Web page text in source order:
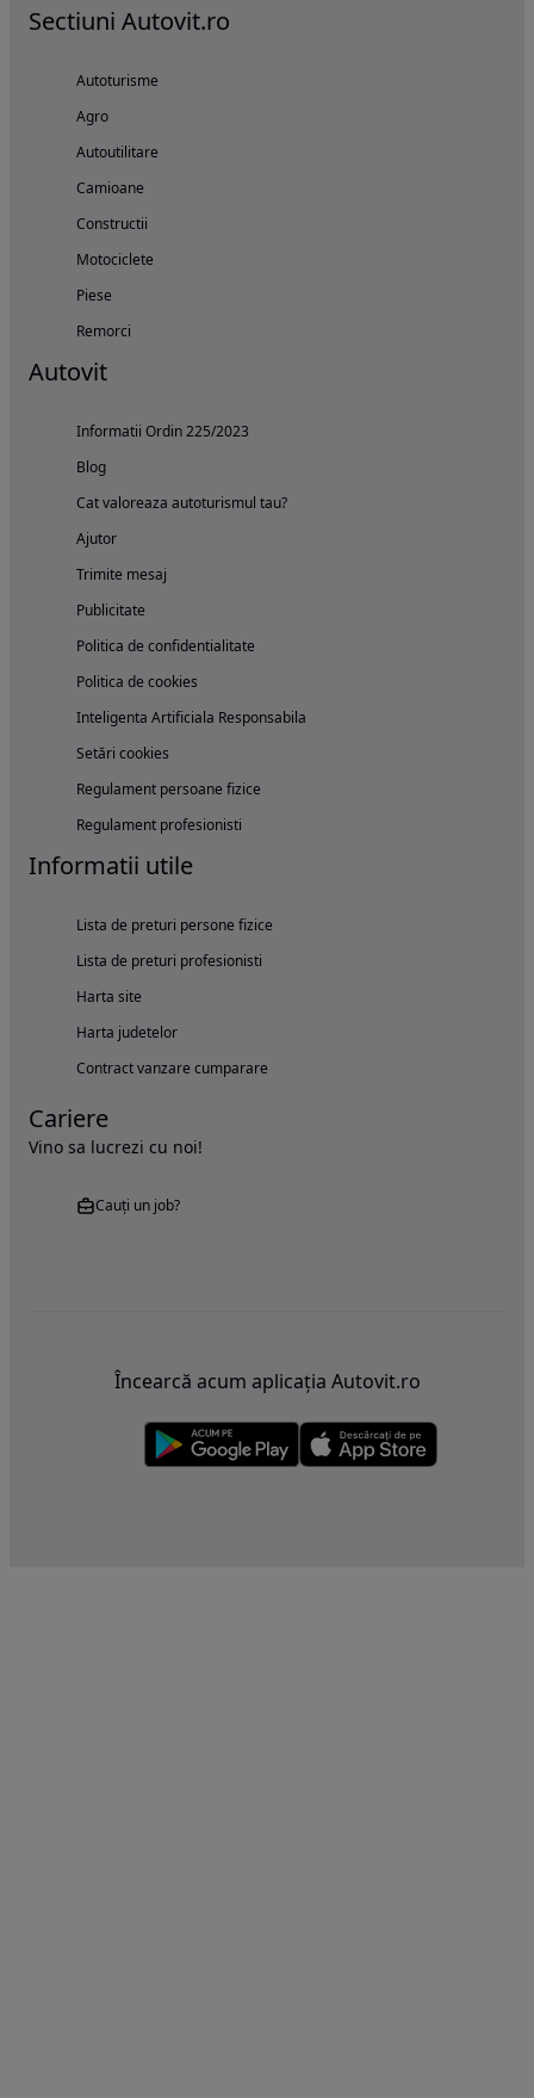
Sectiuni Autovit.ro
Autoturisme
Agro
Autoutilitare
Camioane
Constructii
Motociclete
Piese
Remorci
Autovit
Informatii Ordin 225/2023
Blog
Cat valoreaza autoturismul tau?
Ajutor
Trimite mesaj
Publicitate
Politica de confidentialitate
Politica de cookies
Inteligenta Artificiala Responsabila
Setări cookies
Regulament persoane fizice
Regulament profesionisti
Informatii utile
Lista de preturi persone fizice
Lista de preturi profesionisti
Harta site
Harta judetelor
Contract vanzare cumparare
Cariere
Vino sa lucrezi cu noi!
Cauți un job?
Încearcă acum aplicația Autovit.ro